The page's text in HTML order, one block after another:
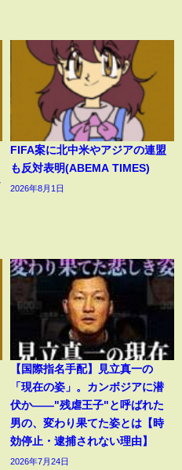
FIFA案に北中米やアジアの連盟
も反対表明(ABEMA TIMES)
2026年8月1日
【国際指名手配】見立真一の
「現在の姿」。カンボジアに潜
伏か――"残虐王子"と呼ばれた
男の、変わり果てた姿とは【時
効停止・逮捕されない理由】
2026年7月24日